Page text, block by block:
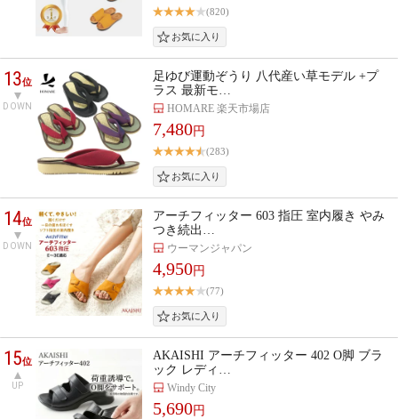
(820)
13位
DOWN
足ゆび運動ぞうり 八代産い草モデル +プ
ラス 最新モ…
HOMARE 楽天市場店
7,480円
(283)
14位
DOWN
アーチフィッター 603 指圧 室内履き やみ
つき続出…
ウーマンジャパン
4,950円
(77)
15位
UP
AKAISHI アーチフィッター 402 O脚 ブラ
ック レディ…
Windy City
5,690円